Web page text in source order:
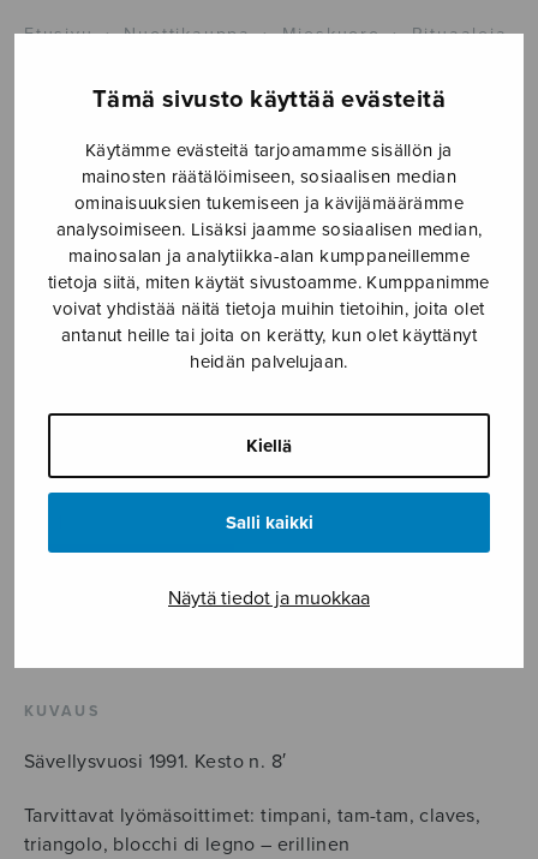
Tämä sivusto käyttää evästeitä
Käytämme evästeitä tarjoamamme sisällön ja
mainosten räätälöimiseen, sosiaalisen median
ominaisuuksien tukemiseen ja kävijämäärämme
analysoimiseen. Lisäksi jaamme sosiaalisen median,
mainosalan ja analytiikka-alan kumppaneillemme
tietoja siitä, miten käytät sivustoamme. Kumppanimme
voivat yhdistää näitä tietoja muihin tietoihin, joita olet
antanut heille tai joita on kerätty, kun olet käyttänyt
heidän palvelujaan.
Kiellä
Salli kaikki
Näytä tiedot ja muokkaa
Etusivu › Nuottikauppa › Mieskuoro › Rituaaleja,
Rituaaleja, score
KUVAUS
Sävellysvuosi 1991. Kesto n. 8′
Tarvittavat lyömäsoittimet: timpani, tam-tam, claves,
triangolo, blocchi di legno – erillinen